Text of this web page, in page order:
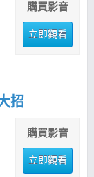
購買影音
立即觀看
招
購買影音
立即觀看